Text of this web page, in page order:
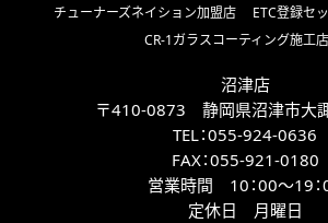
チューナーズネイション加盟店
ETC登録セ
CR-1ガラスコーティング施工店
沼津店
〒410-0873 静岡県沼津市大
TEL：055-924-0636
FAX：055-921-0180
営業時間 10：00～19：
定休日 月曜日